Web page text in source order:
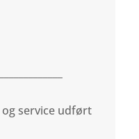
service udført